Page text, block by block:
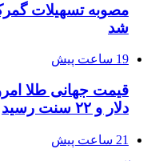
مصوبه تسهیلات
شد
19 ساعت پیش
دلار و ۲۲ سنت رسید
21 ساعت پیش